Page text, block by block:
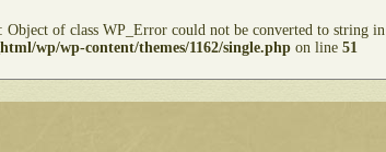
: Object of class WP_Error could not be converted to string in
wp/wp-content/themes/1162/single.php on line 51